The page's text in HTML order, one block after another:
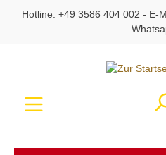
springen
Hotline: +49 3586 404 002 - E-